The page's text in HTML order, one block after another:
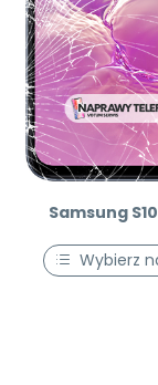
Samsung
Wybierz